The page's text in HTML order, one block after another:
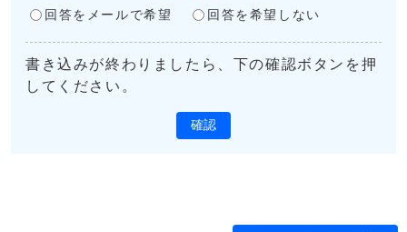
回答をメールで希望 回答を希望しない
書き込みが終わりましたら、下の確認ボタンを押
してください。
確認